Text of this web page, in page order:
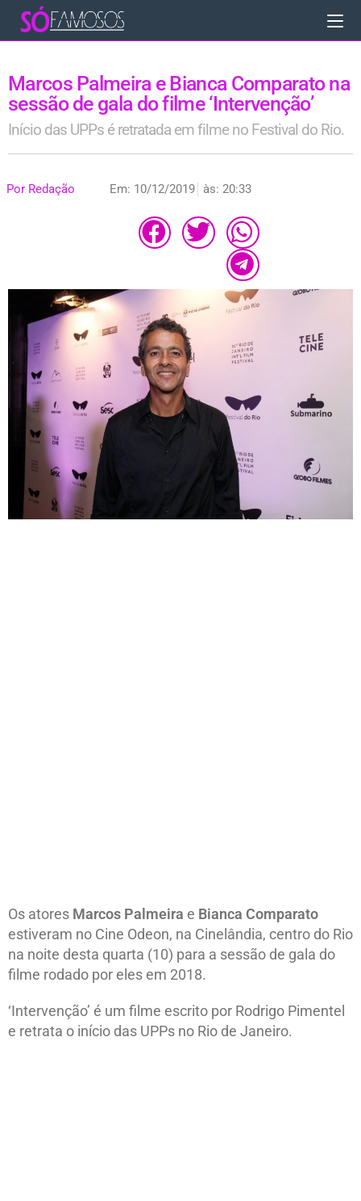
Marcos Palmeira e Bianca Comparato na
sessão de gala do filme ‘Intervenção’
Início das UPPs é retratada em filme no Festival do Rio.
Por Redação Em: 10/12/2019 às: 20:33
Os atores Marcos Palmeira e Bianca Comparato
estiveram no Cine Odeon, na Cinelândia, centro do Rio
na noite desta quarta (10) para a sessão de gala do
filme rodado por eles em 2018.
‘Intervenção’ é um filme escrito por Rodrigo Pimentel
e retrata o início das UPPs no Rio de Janeiro.